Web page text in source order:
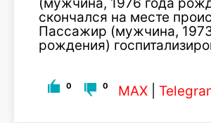
скончался на месте
Пассажир (мужчина,
рождения)
0 0 MAX